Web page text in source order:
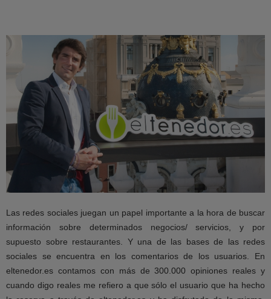
Las redes sociales juegan un papel importante a la hora de buscar
información sobre determinados negocios/ servicios, y por
supuesto sobre restaurantes. Y una de las bases de las redes
sociales se encuentra en los comentarios de los usuarios. En
eltenedor.es contamos con más de 300.000 opiniones reales y
cuando digo reales me refiero a que sólo el usuario que ha hecho